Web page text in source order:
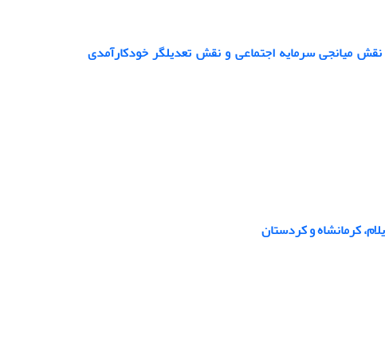
نقش میانجی سرمایه اجتماعی و نقش تعدیلگر خودکارآمدی
کرمانشاه و کردستان